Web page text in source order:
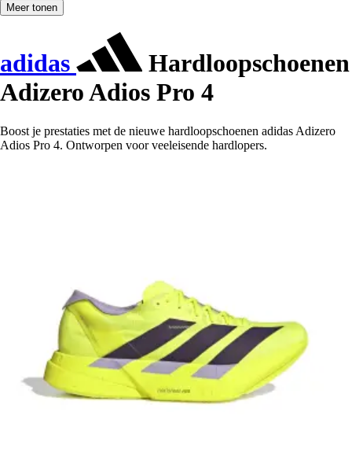
Meer tonen
adidas
Hardloopschoenen
Adizero Adios Pro 4
Boost je prestaties met de nieuwe hardloopschoenen adidas Adizero
Adios Pro 4. Ontworpen voor veeleisende hardlopers.